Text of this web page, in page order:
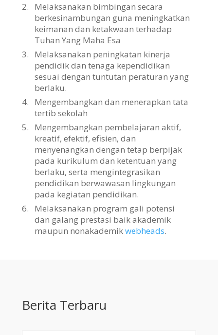
2.
Melaksanakan bimbingan secara
berkesinambungan guna meningkatkan
keimanan dan ketakwaan terhadap
Tuhan Yang Maha Esa
3.
Melaksanakan peningkatan kinerja
pendidik dan tenaga kependidikan
sesuai dengan tuntutan peraturan yang
berlaku.
4.
Mengembangkan dan menerapkan tata
tertib sekolah
5.
Mengembangkan pembelajaran aktif,
kreatif, efektif, efisien, dan
menyenangkan dengan tetap berpijak
pada kurikulum dan ketentuan yang
berlaku, serta mengintegrasikan
pendidikan berwawasan lingkungan
pada kegiatan pendidikan.
6.
Melaksanakan program gali potensi
dan galang prestasi baik akademik
maupun nonakademikwebheads.
Berita Terbaru